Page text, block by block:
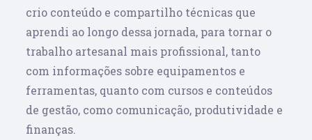
crio conteúdo e compartilho técnicas que
aprendi ao longo dessa jornada, para tornar o
trabalho artesanal mais profissional, tanto
com informações sobre equipamentos e
ferramentas, quanto com cursos e conteúdos
de gestão, como comunicação, produtividade e
finanças.